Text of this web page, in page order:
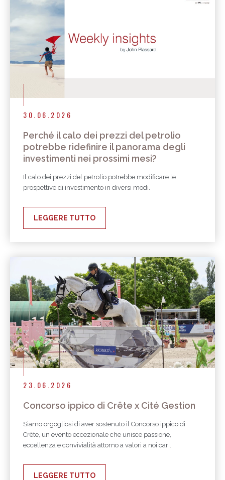
30.06.2026
Perché il calo dei prezzi del petrolio
potrebbe ridefinire il panorama degli
investimenti nei prossimi mesi?
Il calo dei prezzi del petrolio potrebbe modificare le
prospettive di investimento in diversi modi.
LEGGERE TUTTO
23.06.2026
Concorso ippico di Crête x Cité Gestion
Siamo orgogliosi di aver sostenuto il Concorso ippico di
Crête, un evento eccezionale che unisce passione,
eccellenza e convivialità attorno a valori a noi cari.
LEGGERE TUTTO